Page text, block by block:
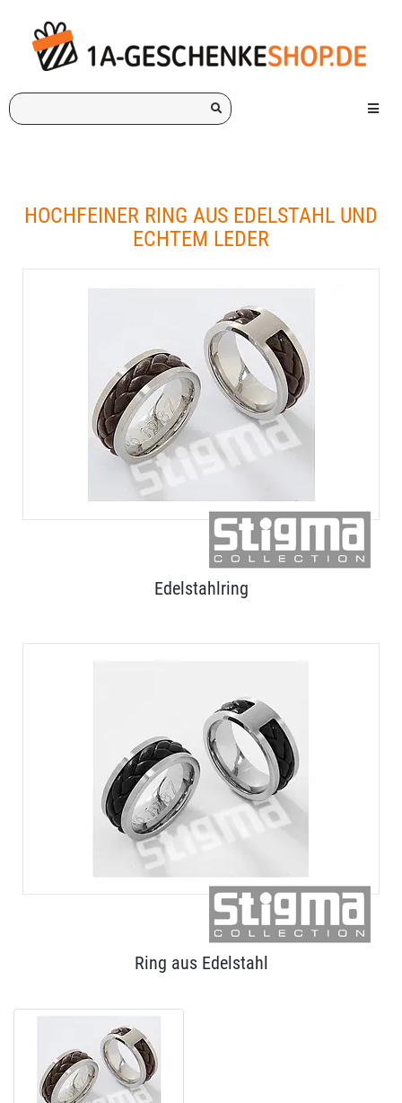
Ich
suche
Menü
HOCHFEINER RING AUS EDELSTAHL UND
ECHTEM LEDER
Edelstahlring
Ring aus Edelstahl